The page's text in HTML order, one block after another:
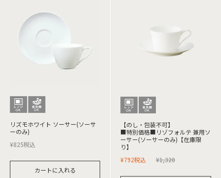
リズモホワイト ソーサー(ソーサ
ーのみ)
¥825税込
カートに入れる
【のし・包装不可】
■特別価格■リゾフォルテ 兼用ソ
ーサー(ソーサーのみ)【在庫限
り】
¥1,320
¥792税込